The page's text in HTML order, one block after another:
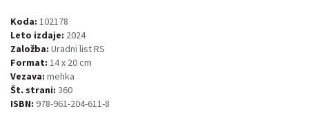
Koda: 102178
Leto izdaje: 2024
Založba: Uradni list RS
Format: 14 x 20 cm
Vezava: mehka
Št. strani: 360
ISBN: 978-961-204-611-8